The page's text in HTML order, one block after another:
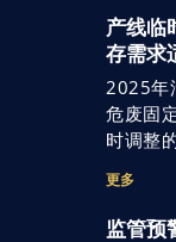
产线临
存需求
2025年
危废固
时调整
更多
监管预